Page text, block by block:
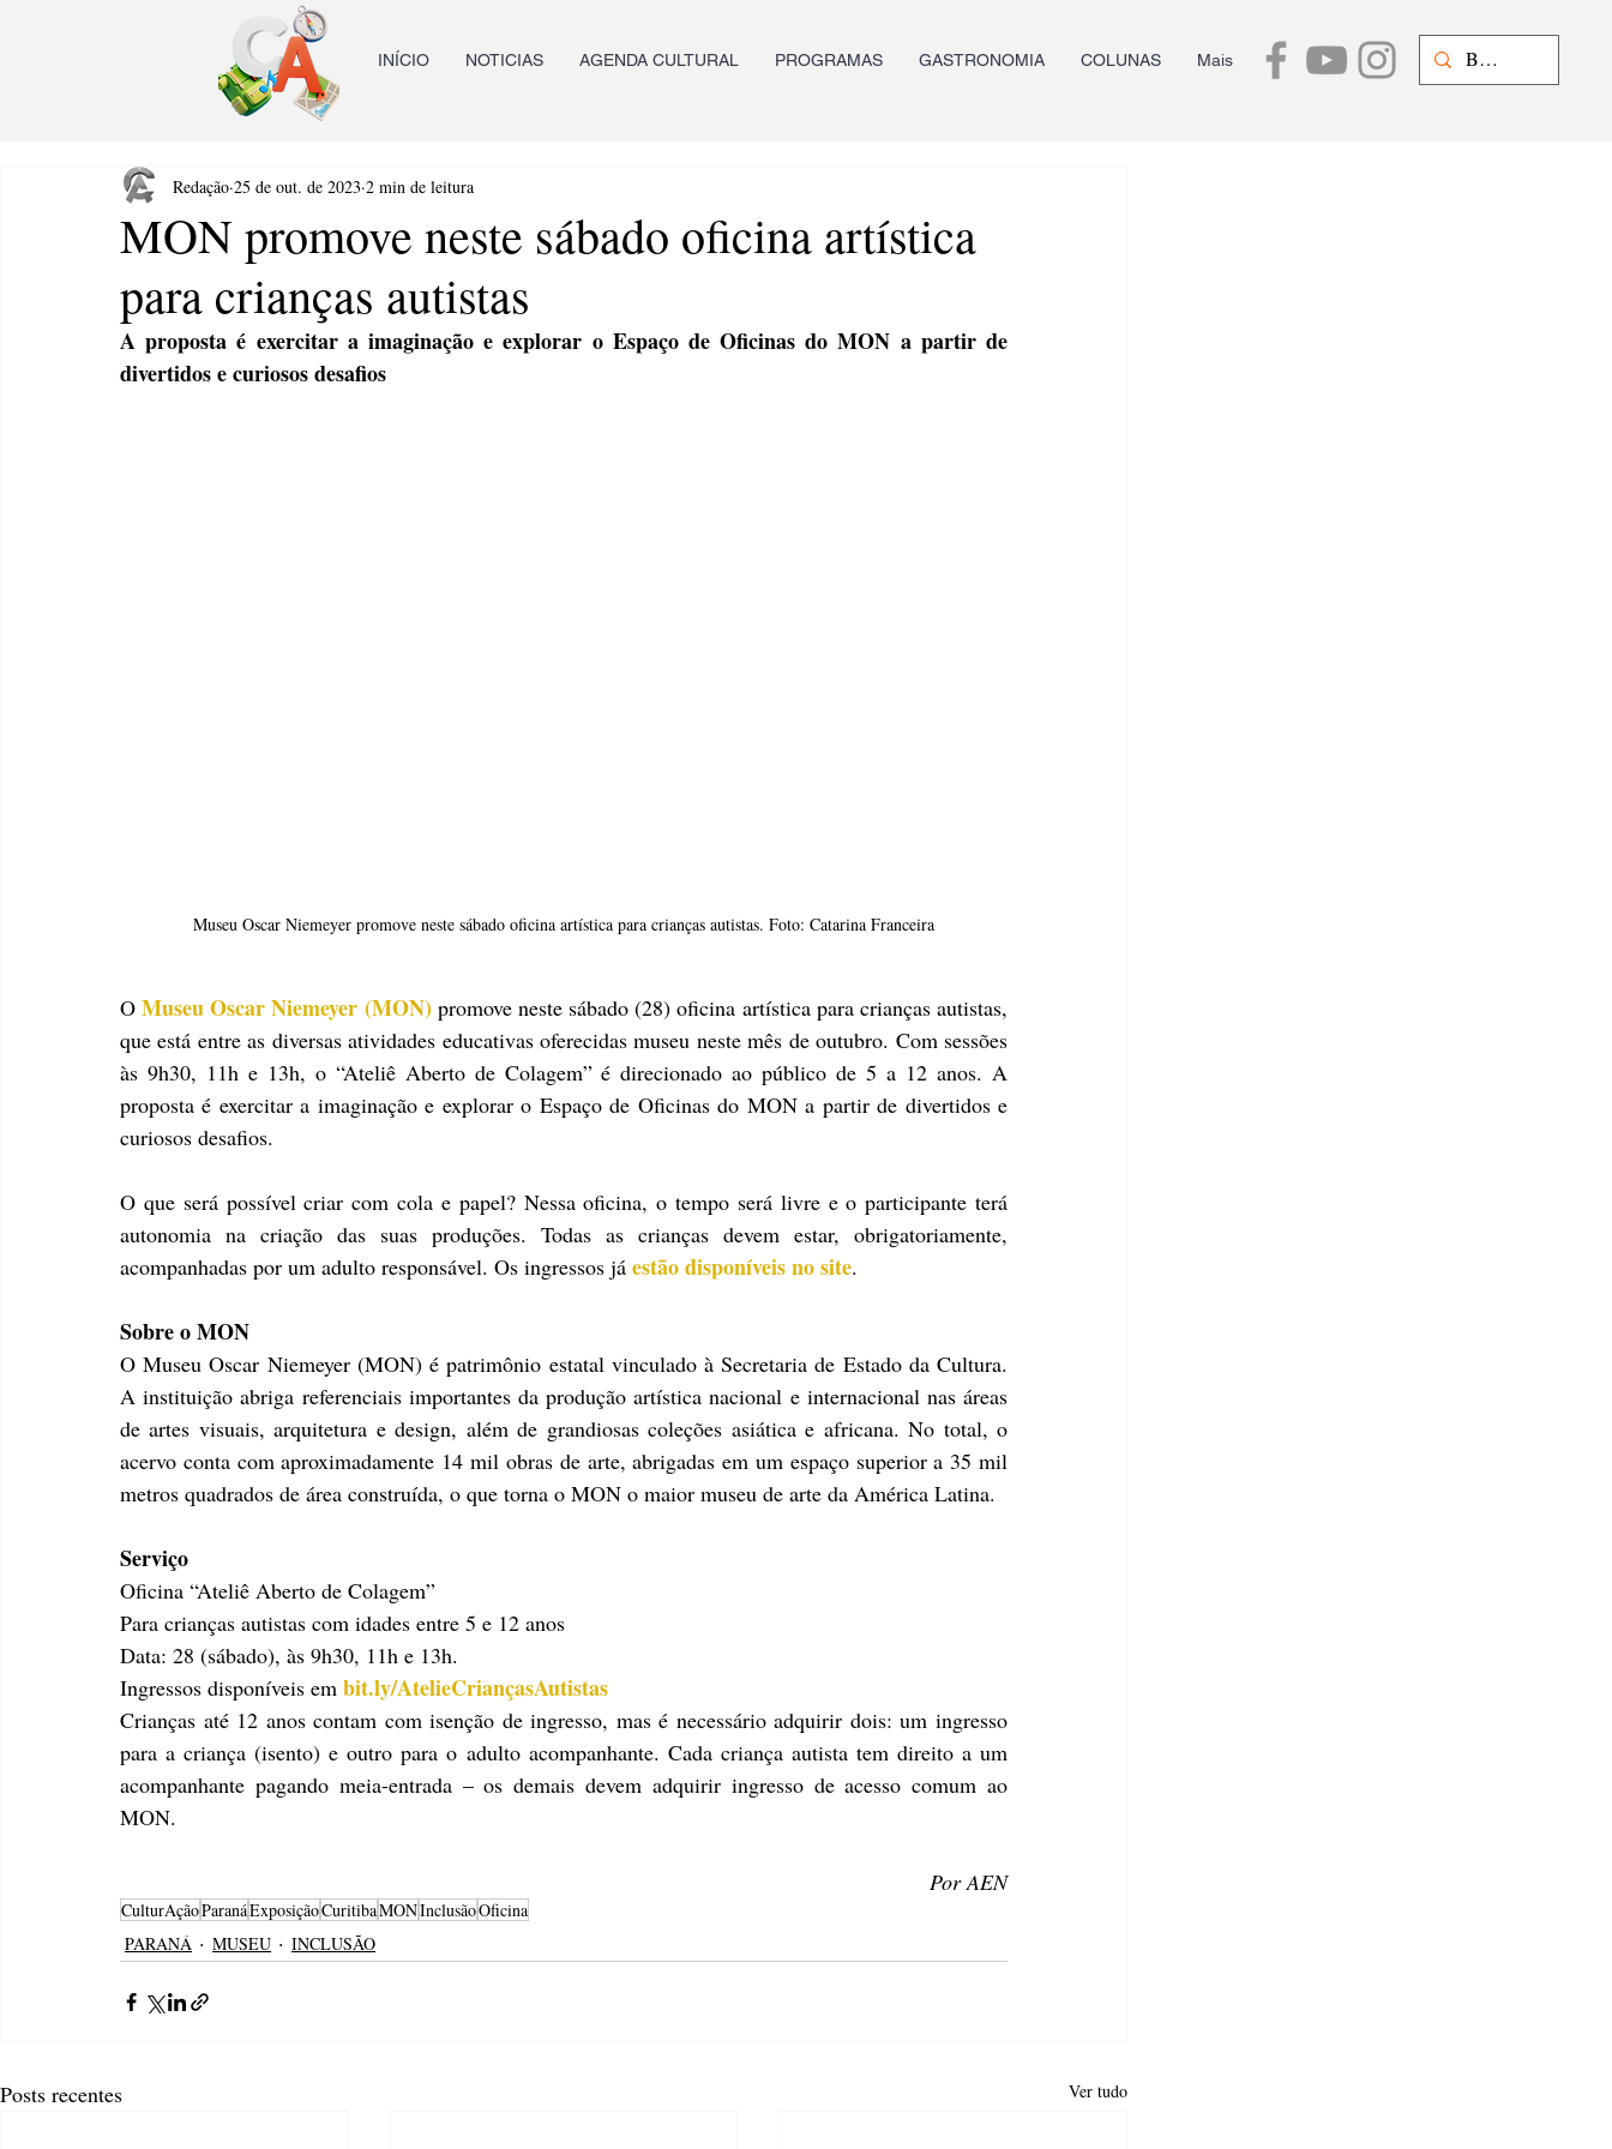
INÍCIO NOTICIAS AGENDA CULTURAL PROGRAMAS GASTRONOMIA COLUNAS Mais
MON promove neste sábado oficina artística
para crianças autistas
Redação 25 de out. de 2023 2 min de leitura
A proposta é exercitar a imaginação e explorar o Espaço de Oficinas do MON a partir de
divertidos e curiosos desafios
Museu Oscar Niemeyer promove neste sábado oficina artística para crianças autistas. Foto: Catarina Franceira
O Museu Oscar Niemeyer (MON) promove neste sábado (28) oficina artística para crianças autistas,
que está entre as diversas atividades educativas oferecidas museu neste mês de outubro. Com sessões
às 9h30, 11h e 13h, o “Ateliê Aberto de Colagem” é direcionado ao público de 5 a 12 anos. A
proposta é exercitar a imaginação e explorar o Espaço de Oficinas do MON a partir de divertidos e
curiosos desafios.
O que será possível criar com cola e papel? Nessa oficina, o tempo será livre e o participante terá
autonomia na criação das suas produções. Todas as crianças devem estar, obrigatoriamente,
acompanhadas por um adulto responsável. Os ingressos já estão disponíveis no site.
Sobre o MON
O Museu Oscar Niemeyer (MON) é patrimônio estatal vinculado à Secretaria de Estado da Cultura.
A instituição abriga referenciais importantes da produção artística nacional e internacional nas áreas
de artes visuais, arquitetura e design, além de grandiosas coleções asiática e africana. No total, o
acervo conta com aproximadamente 14 mil obras de arte, abrigadas em um espaço superior a 35 mil
metros quadrados de área construída, o que torna o MON o maior museu de arte da América Latina.
Serviço
Oficina “Ateliê Aberto de Colagem”
Para crianças autistas com idades entre 5 e 12 anos
Data: 28 (sábado), às 9h30, 11h e 13h.
Ingressos disponíveis em bit.ly/AtelieCriançasAutistas
Crianças até 12 anos contam com isenção de ingresso, mas é necessário adquirir dois: um ingresso
para a criança (isento) e outro para o adulto acompanhante. Cada criança autista tem direito a um
acompanhante pagando meia-entrada – os demais devem adquirir ingresso de acesso comum ao
MON.
Por AEN
CulturAçãoParanáExposiçãoCuritibaMONInclusãoOficina
PARANÁ
MUSEU INCLUSÃO
Posts recentes Ver tudo